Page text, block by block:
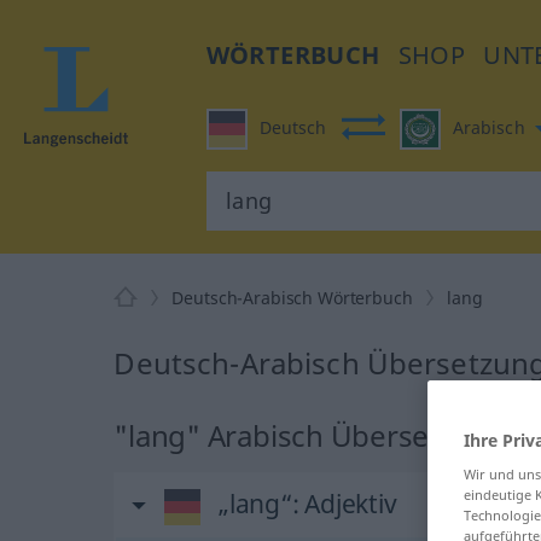
WÖRTERBUCH SHOP
Deutsch Arabisch
Deutsch-Arabisch Wörterbuch lang
Deutsch-Arabisch
"lang" Arabisch Übersetzung
„lang“: Adjektiv
Ihre
Wir und
eindeutige